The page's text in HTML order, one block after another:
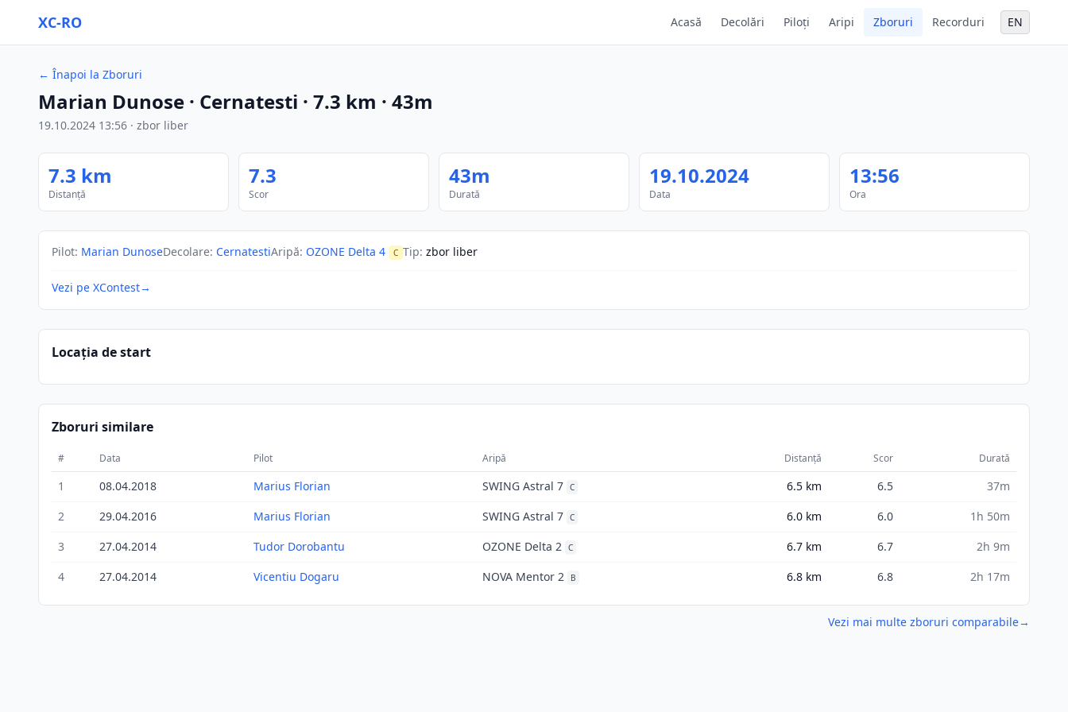
XC-RO Acasă Decolări Piloți Aripi Zboruri Recorduri EN
← Înapoi la Zboruri
Marian Dunose · Cernatesti · 7.3 km · 43m
19.10.2024 13:56 · zbor liber
7.3 km
Distanță
7.3
Scor
43m
Durată
19.10.2024
Data
13:56
Ora
Pilot: Marian DunoseDecolare: CernatestiAripă: OZONE Delta 4 C Tip: zbor liber
Vezi pe XContest→
Locația de start
Zboruri similare
# Data Pilot Aripă Distanță Scor Durată
1 08.04.2018 Marius Florian SWING Astral 7 C 6.5 km 6.5
37m
2
29.04.2016 Marius Florian SWING Astral 7 C 6.0 km 6.0
1h 50m
3
27.04.2014 Tudor Dorobantu OZONE Delta 2 C 6.7 km 6.7
2h 9m
4
27.04.2014 Vicentiu Dogaru NOVA Mentor 2 B 6.8 km 6.8 2h 17m
Vezi mai multe zboruri comparabile→